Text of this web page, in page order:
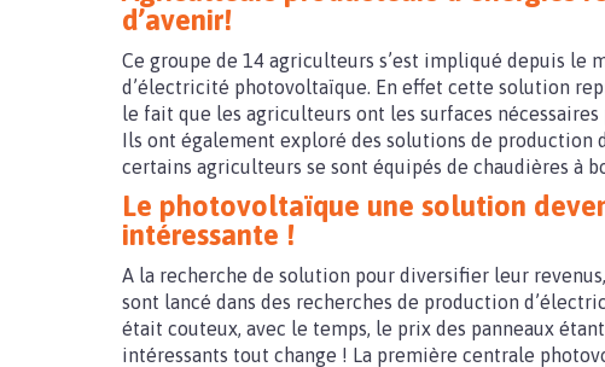
d’avenir!
Ce groupe de 14 agriculteurs s’est impliqué depuis le
d’électricité photovoltaïque. En effet cette solution
le fait que les agriculteurs ont les surfaces
Ils ont également exploré des solutions de production
certains agriculteurs se sont équipés de chaudières à
Le photovoltaïque une solution
intéressante !
A la recherche de solution pour diversifier leur
sont lancé dans des recherches de production
était couteux, avec le temps, le prix des panneaux
intéressants tout change ! La première centrale